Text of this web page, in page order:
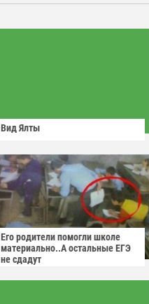
Вид Ялты
Его родители помогли школе
материально..А остальные ЕГЭ
не сдадут